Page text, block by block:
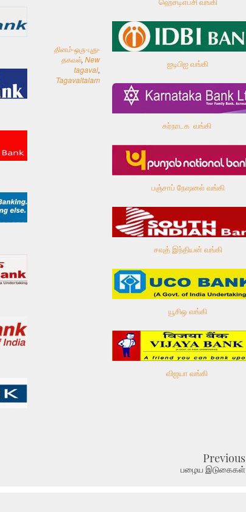
ஐடிபிஐ வங்கி
கர்நாடக வங்கி
பஞ்சாப் நேஷனல் வங்கி
சவுத் இந்தியன் வங்கி
யூசிஒ வங்கி
விஜயா வங்கி
தினம்-ஒரு-புது-
தகவல், New
tagaval,
Tagavaltalam
Previous
பழைய இடுகைகள்